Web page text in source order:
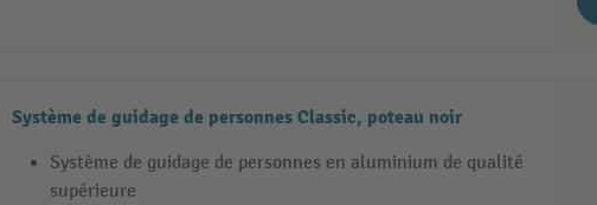
Système de guidage de personnes Classic, poteau noir
Système de guidage de personnes en aluminium de qualité
supérieure